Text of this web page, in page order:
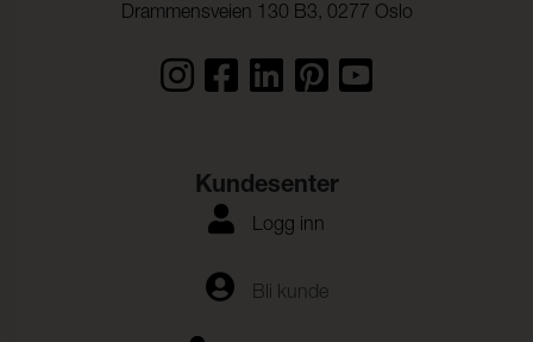
Drammensveien 130 B3, 0277 Oslo
Kundesenter
Logg inn
Bli kunde